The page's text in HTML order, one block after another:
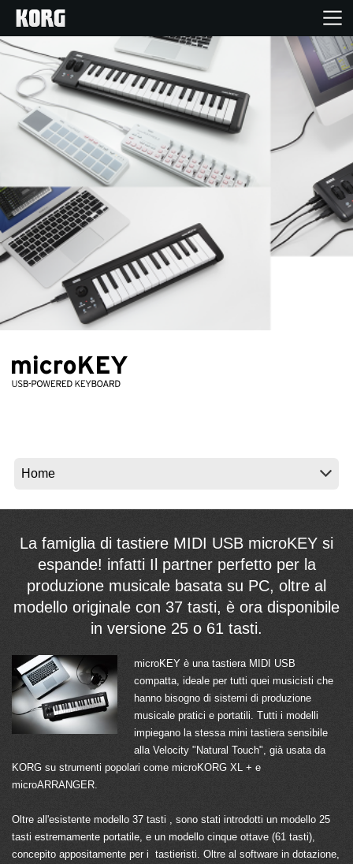
Home
Prodotti
Contenuti
Eventi
Supporto tecnico
Dove Acquistare
News
La famiglia di tastiere MIDI USB microKEY si
espande! infatti Il partner perfetto per la
produzione musicale basata su PC, oltre al
modello originale con 37 tasti, è ora disponibile
in versione 25 o 61 tasti.
microKEY è una tastiera MIDI USB
compatta, ideale per tutti quei musicisti che
hanno bisogno di sistemi di produzione
musicale pratici e portatili. Tutti i modelli
impiegano la stessa mini tastiera sensibile
alla Velocity "Natural Touch", già usata da
KORG su strumenti popolari come microKORG XL + e
microARRANGER.
Oltre all'esistente modello 37 tasti , sono stati introdotti un modello 25
tasti estremamente portatile, e un modello cinque ottave (61 tasti),
concepito appositamente per i tastieristi. Oltre al software in dotazione,